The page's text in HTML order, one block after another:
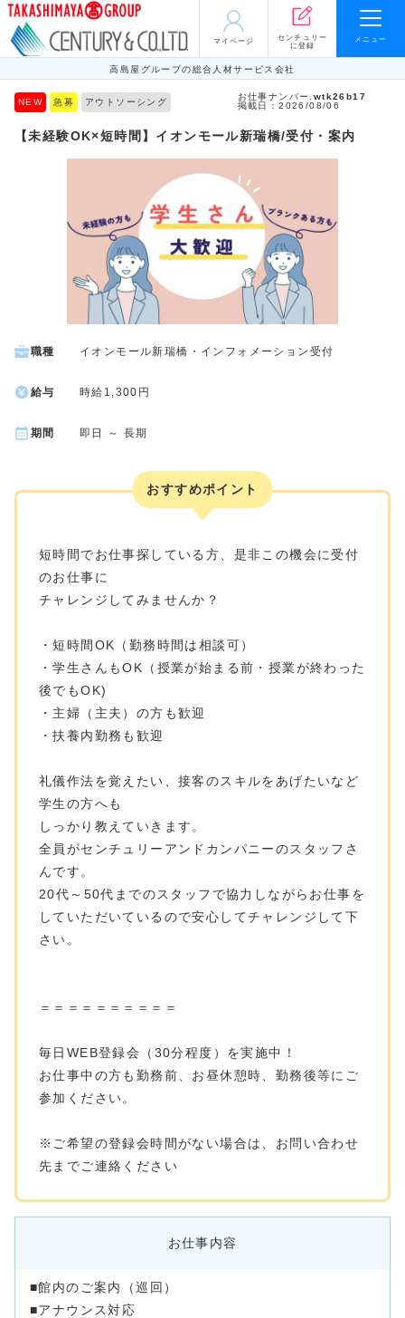
マイページ
センチュリー
に登録
メニュー
高島屋グループの総合人材サービス会社
NEW 急募 アウトソーシング
お仕事ナンバー. wtk26b17
掲載日：2026/08/06
【未経験OK×短時間】イオンモール新瑞橋/受付・案内
職種 イオンモール新瑞橋・インフォメーション受付
給与 時給1,300円
期間 即日 ～ 長期
おすすめポイント
短時間でお仕事探している方、是非この機会に受付
のお仕事に
チャレンジしてみませんか？
・短時間OK（勤務時間は相談可）
・学生さんもOK（授業が始まる前・授業が終わった
後でもOK)
・主婦（主夫）の方も歓迎
・扶養内勤務も歓迎
礼儀作法を覚えたい、接客のスキルをあげたいなど
学生の方へも
しっかり教えていきます。
全員がセンチュリーアンドカンパニーのスタッフさ
んです。
20代～50代までのスタッフで協力しながらお仕事を
していただいているので安心してチャレンジして下
さい。
＝＝＝＝＝＝＝＝＝＝
毎日WEB登録会（30分程度）を実施中！
お仕事中の方も勤務前、お昼休憩時、勤務後等にご
参加ください。
※ご希望の登録会時間がない場合は、お問い合わせ
先までご連絡ください
お仕事内容
■館内のご案内（巡回）
■アナウンス対応